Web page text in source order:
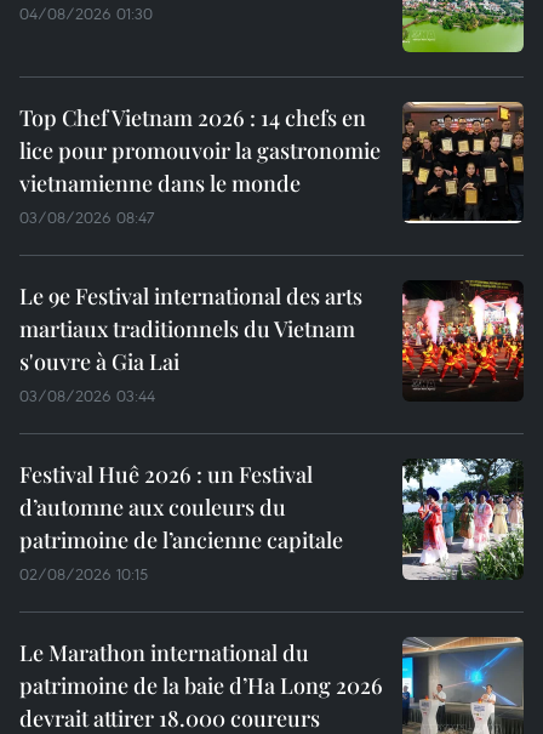
04/08/2026 01:30
Top Chef Vietnam 2026 : 14 chefs en
lice pour promouvoir la gastronomie
vietnamienne dans le monde
03/08/2026 08:47
Le 9e Festival international des arts
martiaux traditionnels du Vietnam
s'ouvre à Gia Lai
03/08/2026 03:44
Festival Huê 2026 : un Festival
d’automne aux couleurs du
patrimoine de l’ancienne capitale
02/08/2026 10:15
Le Marathon international du
patrimoine de la baie d’Ha Long 2026
devrait attirer 18.000 coureurs